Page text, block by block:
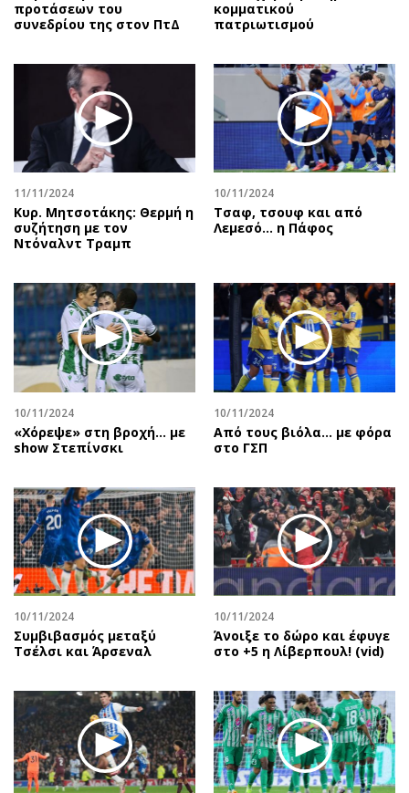
προτάσεων του
συνεδρίου της στον ΠτΔ
κομματικού
πατριωτισμού
11/11/2024
Κυρ. Μητσοτάκης: Θερμή η
συζήτηση με τον
Ντόναλντ Τραμπ
10/11/2024
Τσαφ, τσουφ και από
Λεμεσό... η Πάφος
10/11/2024
«Χόρεψε» στη βροχή… με
show Στεπίνσκι
10/11/2024
Από τους βιόλα... με φόρα
στο ΓΣΠ
10/11/2024
Συμβιβασμός μεταξύ
Τσέλσι και Άρσεναλ
10/11/2024
Άνοιξε το δώρο και έφυγε
στο +5 η Λίβερπουλ! (vid)